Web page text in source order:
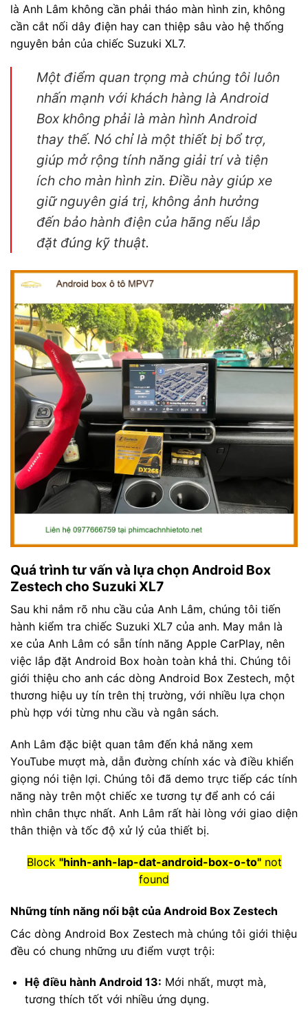
là Anh Lâm không cần phải tháo màn hình zin, không
cần cắt nối dây điện hay can thiệp sâu vào hệ thống
nguyên bản của chiếc Suzuki XL7.
Một điểm quan trọng mà chúng tôi luôn
nhấn mạnh với khách hàng là Android
Box không phải là màn hình Android
thay thế. Nó chỉ là một thiết bị bổ trợ,
giúp mở rộng tính năng giải trí và tiện
ích cho màn hình zin. Điều này giúp xe
giữ nguyên giá trị, không ảnh hưởng
đến bảo hành điện của hãng nếu lắp
đặt đúng kỹ thuật.
Quá trình tư vấn và lựa chọn Android Box
Zestech cho Suzuki XL7
Sau khi nắm rõ nhu cầu của Anh Lâm, chúng tôi tiến
hành kiểm tra chiếc Suzuki XL7 của anh. May mắn là
xe của Anh Lâm có sẵn tính năng Apple CarPlay, nên
việc lắp đặt Android Box hoàn toàn khả thi. Chúng tôi
giới thiệu cho anh các dòng Android Box Zestech, một
thương hiệu uy tín trên thị trường, với nhiều lựa chọn
phù hợp với từng nhu cầu và ngân sách.
Anh Lâm đặc biệt quan tâm đến khả năng xem
YouTube mượt mà, dẫn đường chính xác và điều khiển
giọng nói tiện lợi. Chúng tôi đã demo trực tiếp các tính
năng này trên một chiếc xe tương tự để anh có cái
nhìn chân thực nhất. Anh Lâm rất hài lòng với giao diện
thân thiện và tốc độ xử lý của thiết bị.
Block "hinh-anh-lap-dat-android-box-o-to"not
found
Những tính năng nổi bật của Android Box Zestech
Các dòng Android Box Zestech mà chúng tôi giới thiệu
đều có chung những ưu điểm vượt trội:
Hệ điều hành Android 13: Mới nhất, mượt mà,
tương thích tốt với nhiều ứng dụng.